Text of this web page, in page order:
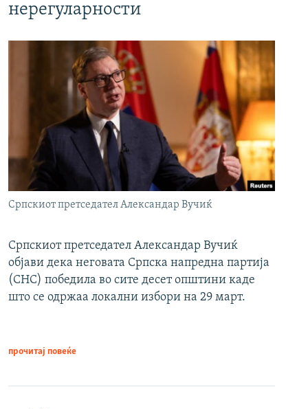
нерегуларности
Српскиот претседател Александар Вучиќ
Српскиот претседател Александар Вучиќ
објави дека неговата Српска напредна партија
(СНС) победила во сите десет општини каде
што се одржаа локални избори на 29 март.
прочитај повеќе